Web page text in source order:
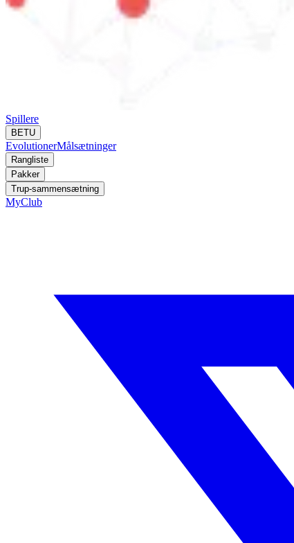
Spillere
BETU
EvolutionerMålsætninger
Rangliste
Pakker
Trup-sammensætning
MyClub